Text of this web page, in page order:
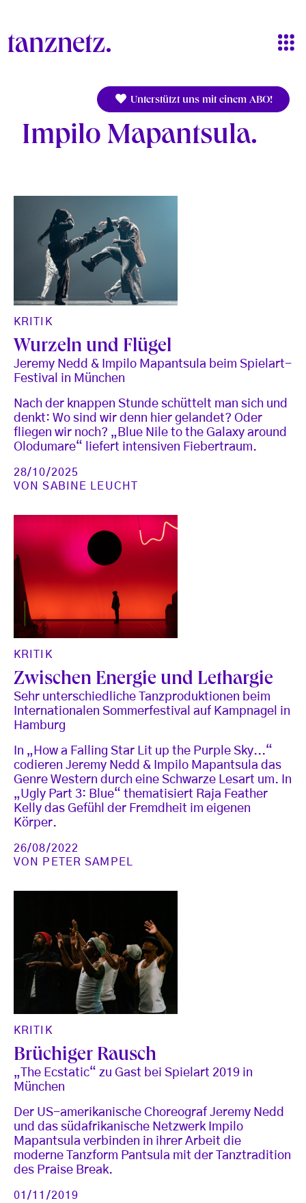
Unterstützt uns mit einem ABO!
Impilo Mapantsula
KRITIK
Wurzeln und Flügel
Jeremy Nedd & Impilo Mapantsula beim Spielart-
Festival in München
Nach der knappen Stunde schüttelt man sich und
denkt: Wo sind wir denn hier gelandet? Oder
fliegen wir noch? „Blue Nile to the Galaxy around
Olodumare“ liefert intensiven Fiebertraum.
28/10/2025
VONSABINE LEUCHT
KRITIK
Zwischen Energie und Lethargie
Sehr unterschiedliche Tanzproduktionen beim
Internationalen Sommerfestival auf Kampnagel in
Hamburg
In „How a Falling Star Lit up the Purple Sky...“
codieren Jeremy Nedd & Impilo Mapantsula das
Genre Western durch eine Schwarze Lesart um. In
„Ugly Part 3: Blue“ thematisiert Raja Feather
Kelly das Gefühl der Fremdheit im eigenen
Körper.
26/08/2022
VON
PETER SAMPEL
KRITIK
Brüchiger Rausch
„The Ecstatic“ zu Gast bei Spielart 2019 in
München
Der US-amerikanische Choreograf Jeremy Nedd
und das südafrikanische Netzwerk Impilo
Mapantsula verbinden in ihrer Arbeit die
moderne Tanzform Pantsula mit der Tanztradition
des Praise Break.
01/11/2019